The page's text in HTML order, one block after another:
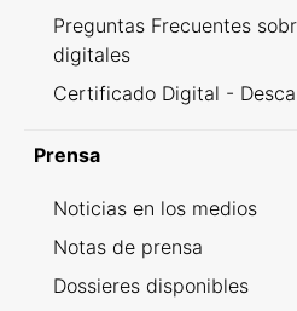
Preguntas Frecuentes
digitales
Certificado Digital -
Prensa
Noticias en los medios
Notas de prensa
Dossieres disponibles